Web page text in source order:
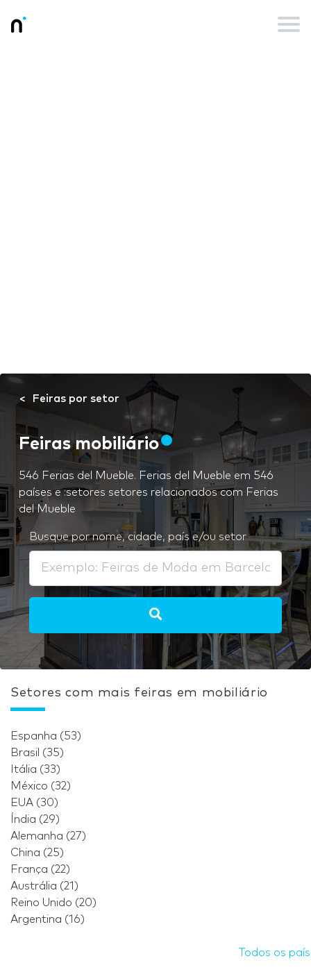
Feiras por setor
Feiras mobiliário
546 Ferias del Mueble. Ferias del Mueble em 546
países e :setores setores relacionados com Ferias
del Mueble
Busque por nome, cidade, país e/ou setor
Setores com mais feiras em mobiliário
Espanha (53)
Brasil (35)
Itália (33)
México (32)
EUA (30)
Índia (29)
Alemanha (27)
China (25)
França (22)
Austrália (21)
Reino Unido (20)
Argentina (16)
Todos os